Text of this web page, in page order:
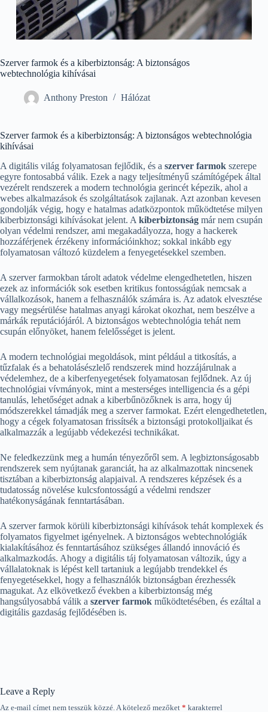
Szerver farmok és a kiberbiztonság: A biztonságos
webtechnológia kihívásai
Anthony Preston Hálózat
Szerver farmok és a kiberbiztonság: A biztonságos webtechnológia
kihívásai
A digitális világ folyamatosan fejlődik, és a szerver farmok szerepe
egyre fontosabbá válik. Ezek a nagy teljesítményű számítógépek által
vezérelt rendszerek a modern technológia gerincét képezik, ahol a
webes alkalmazások és szolgáltatások zajlanak. Azt azonban kevesen
gondolják végig, hogy e hatalmas adatközpontok működtetése milyen
kiberbiztonsági kihívásokat jelent. A kiberbiztonság már nem csupán
olyan védelmi rendszer, ami megakadályozza, hogy a hackerek
hozzáférjenek érzékeny információinkhoz; sokkal inkább egy
folyamatosan változó küzdelem a fenyegetésekkel szemben.
A szerver farmokban tárolt adatok védelme elengedhetetlen, hiszen
ezek az információk sok esetben kritikus fontosságúak nemcsak a
vállalkozások, hanem a felhasználók számára is. Az adatok elvesztése
vagy megsérülése hatalmas anyagi károkat okozhat, nem beszélve a
márkák reputációjáról. A biztonságos webtechnológia tehát nem
csupán előnyöket, hanem felelősséget is jelent.
A modern technológiai megoldások, mint például a titkosítás, a
tűzfalak és a behatolásészlelő rendszerek mind hozzájárulnak a
védelemhez, de a kiberfenyegetések folyamatosan fejlődnek. Az új
technológiai vívmányok, mint a mesterséges intelligencia és a gépi
tanulás, lehetőséget adnak a kiberbűnözőknek is arra, hogy új
módszerekkel támadják meg a szerver farmokat. Ezért elengedhetetlen,
hogy a cégek folyamatosan frissítsék a biztonsági protokolljaikat és
alkalmazzák a legújabb védekezési technikákat.
Ne feledkezzünk meg a humán tényezőről sem. A legbiztonságosabb
rendszerek sem nyújtanak garanciát, ha az alkalmazottak nincsenek
tisztában a kiberbiztonság alapjaival. A rendszeres képzések és a
tudatosság növelése kulcsfontosságú a védelmi rendszer
hatékonyságának fenntartásában.
A szerver farmok körüli kiberbiztonsági kihívások tehát komplexek és
folyamatos figyelmet igényelnek. A biztonságos webtechnológiák
kialakításához és fenntartásához szükséges állandó innováció és
alkalmazkodás. Ahogy a digitális táj folyamatosan változik, úgy a
vállalatoknak is lépést kell tartaniuk a legújabb trendekkel és
fenyegetésekkel, hogy a felhasználók biztonságban érezhessék
magukat. Az elkövetkező években a kiberbiztonság még
hangsúlyosabbá válik a szerver farmok működtetésében, és ezáltal a
digitális gazdaság fejlődésében is.
Leave a Reply
Az e-mail címet nem tesszük közzé.A kötelező mezőket * karakterrel